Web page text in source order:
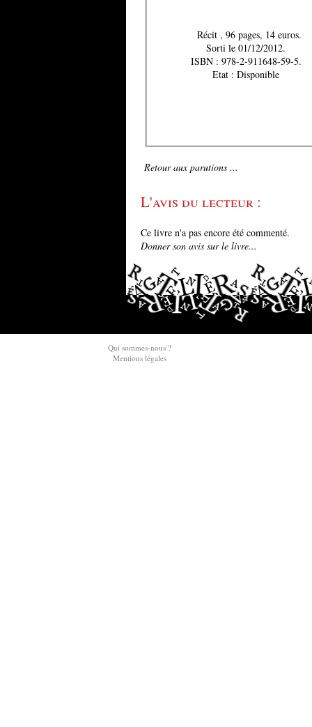
Récit , 96 pages, 14 euros.
Sorti le 01/12/2012.
ISBN : 978-2-911648-59-5.
Etat : Disponible
Retour aux parutions ...
L'avis du lecteur :
Ce livre n'a pas encore été commenté.
Donner son avis sur le livre...
Qui sommes-nous ?
Mentions légales